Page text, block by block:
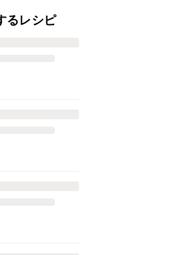
るレシピ